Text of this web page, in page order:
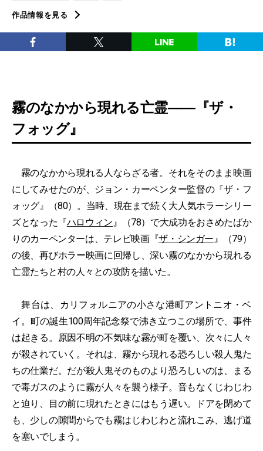
作品情報を見る
霧のなかから現れる亡霊――『ザ・
フォッグ』
霧のなかから現れる人ならざる者。それをそのまま映画
にしてみせたのが、ジョン・カーペンター監督の『ザ・フ
ォッグ』（80）。当時、現在まで続く大人気ホラーシリー
ズとなった『ハロウィン』（78）で大成功をおさめたばか
りのカーペンターは、テレビ映画『ザ・シンガー』（79）
の後、再びホラー映画に回帰し、深い霧のなかから現れる
亡霊たちと村の人々との攻防を描いた。
舞台は、カリフォルニアの小さな港町アントニオ・ベ
イ。町の誕生100周年記念祭で沸き立つこの場所で、事件
は起きる。原因不明の不気味な霧が町を覆い、次々に人々
が殺されていく。それは、霧から現れる恐ろしい殺人鬼た
ちの仕業だ。だが殺人鬼そのものより恐ろしいのは、まる
で毒ガスのように霧が人々を襲う様子。音もなくじわじわ
と迫り、目の前に現れたときにはもう遅い。ドアを閉めて
も、少しの隙間からでも霧はじわじわと流れこみ、逃げ道
を塞いでしまう。